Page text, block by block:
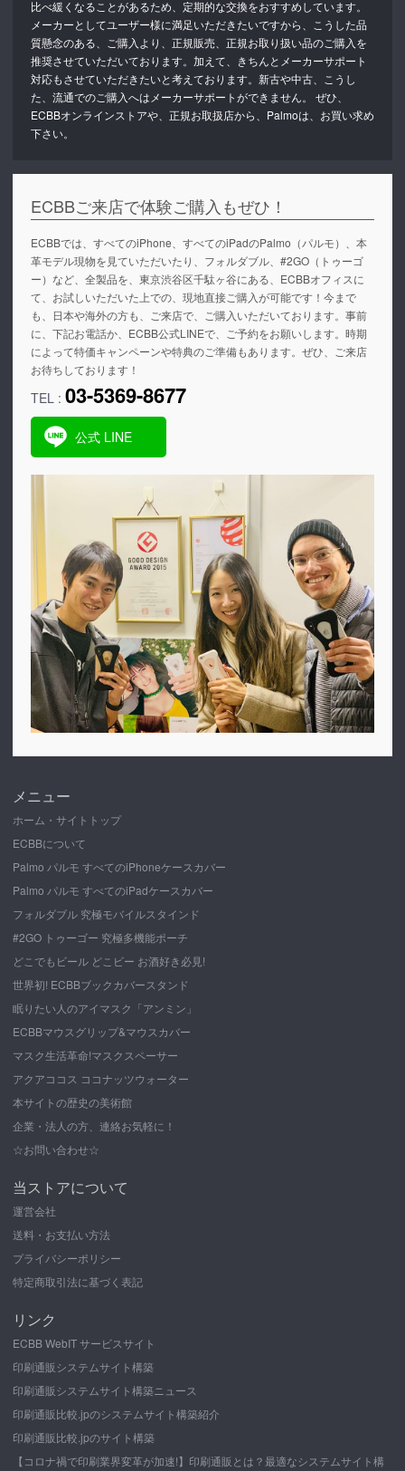
比べ緩くなることがあるため、定期的な交換をおすすめしています。
メーカーとしてユーザー様に満足いただきたいですから、こうした品
質懸念のある、ご購入より、正規販売、正規お取り扱い品のご購入を
推奨させていただいております。加えて、きちんとメーカーサポート
対応もさせていただきたいと考えております。新古や中古、こうし
た、流通でのご購入へはメーカーサポートができません。 ぜひ、
ECBBオンラインストアや、正規お取扱店から、Palmoは、お買い求め
下さい。
ECBBご来店で体験ご購入もぜひ！
ECBBでは、すべてのiPhone、すべてのiPadのPalmo（パルモ）、本
革モデル現物を見ていただいたり、フォルダブル、#2GO（トゥーゴ
ー）など、全製品を、東京渋谷区千駄ヶ谷にある、ECBBオフィスに
て、お試しいただいた上での、現地直接ご購入が可能です！今まで
も、日本や海外の方も、ご来店で、ご購入いただいております。事前
に、下記お電話か、ECBB公式LINEで、ご予約をお願いします。時期
によって特価キャンペーンや特典のご準備もあります。ぜひ、ご来店
お待ちしております！
TEL : 03-5369-8677
公式 LINE
メニュー
ホーム・サイトトップ
ECBBについて
Palmo パルモ すべてのiPhoneケースカバー
Palmo パルモ すべてのiPadケースカバー
フォルダブル 究極モバイルスタインド
#2GO トゥーゴー 究極多機能ポーチ
どこでもビール どこビー お酒好き必見!
世界初! ECBBブックカバースタンド
眠りたい人のアイマスク「アンミン」
ECBBマウスグリップ&マウスカバー
マスク生活革命!マスクスペーサー
アクアココス ココナッツウォーター
本サイトの歴史の美術館
企業・法人の方、連絡お気軽に！
☆お問い合わせ☆
当ストアについて
運営会社
送料・お支払い方法
プライバシーポリシー
特定商取引法に基づく表記
リンク
ECBB WebIT サービスサイト
印刷通販システムサイト構築
印刷通販システムサイト構築ニュース
印刷通販比較.jpのシステムサイト構築紹介
印刷通販比較.jpのサイト構築
【コロナ禍で印刷業界変革が加速!】印刷通販とは？最適なシステムサイト構